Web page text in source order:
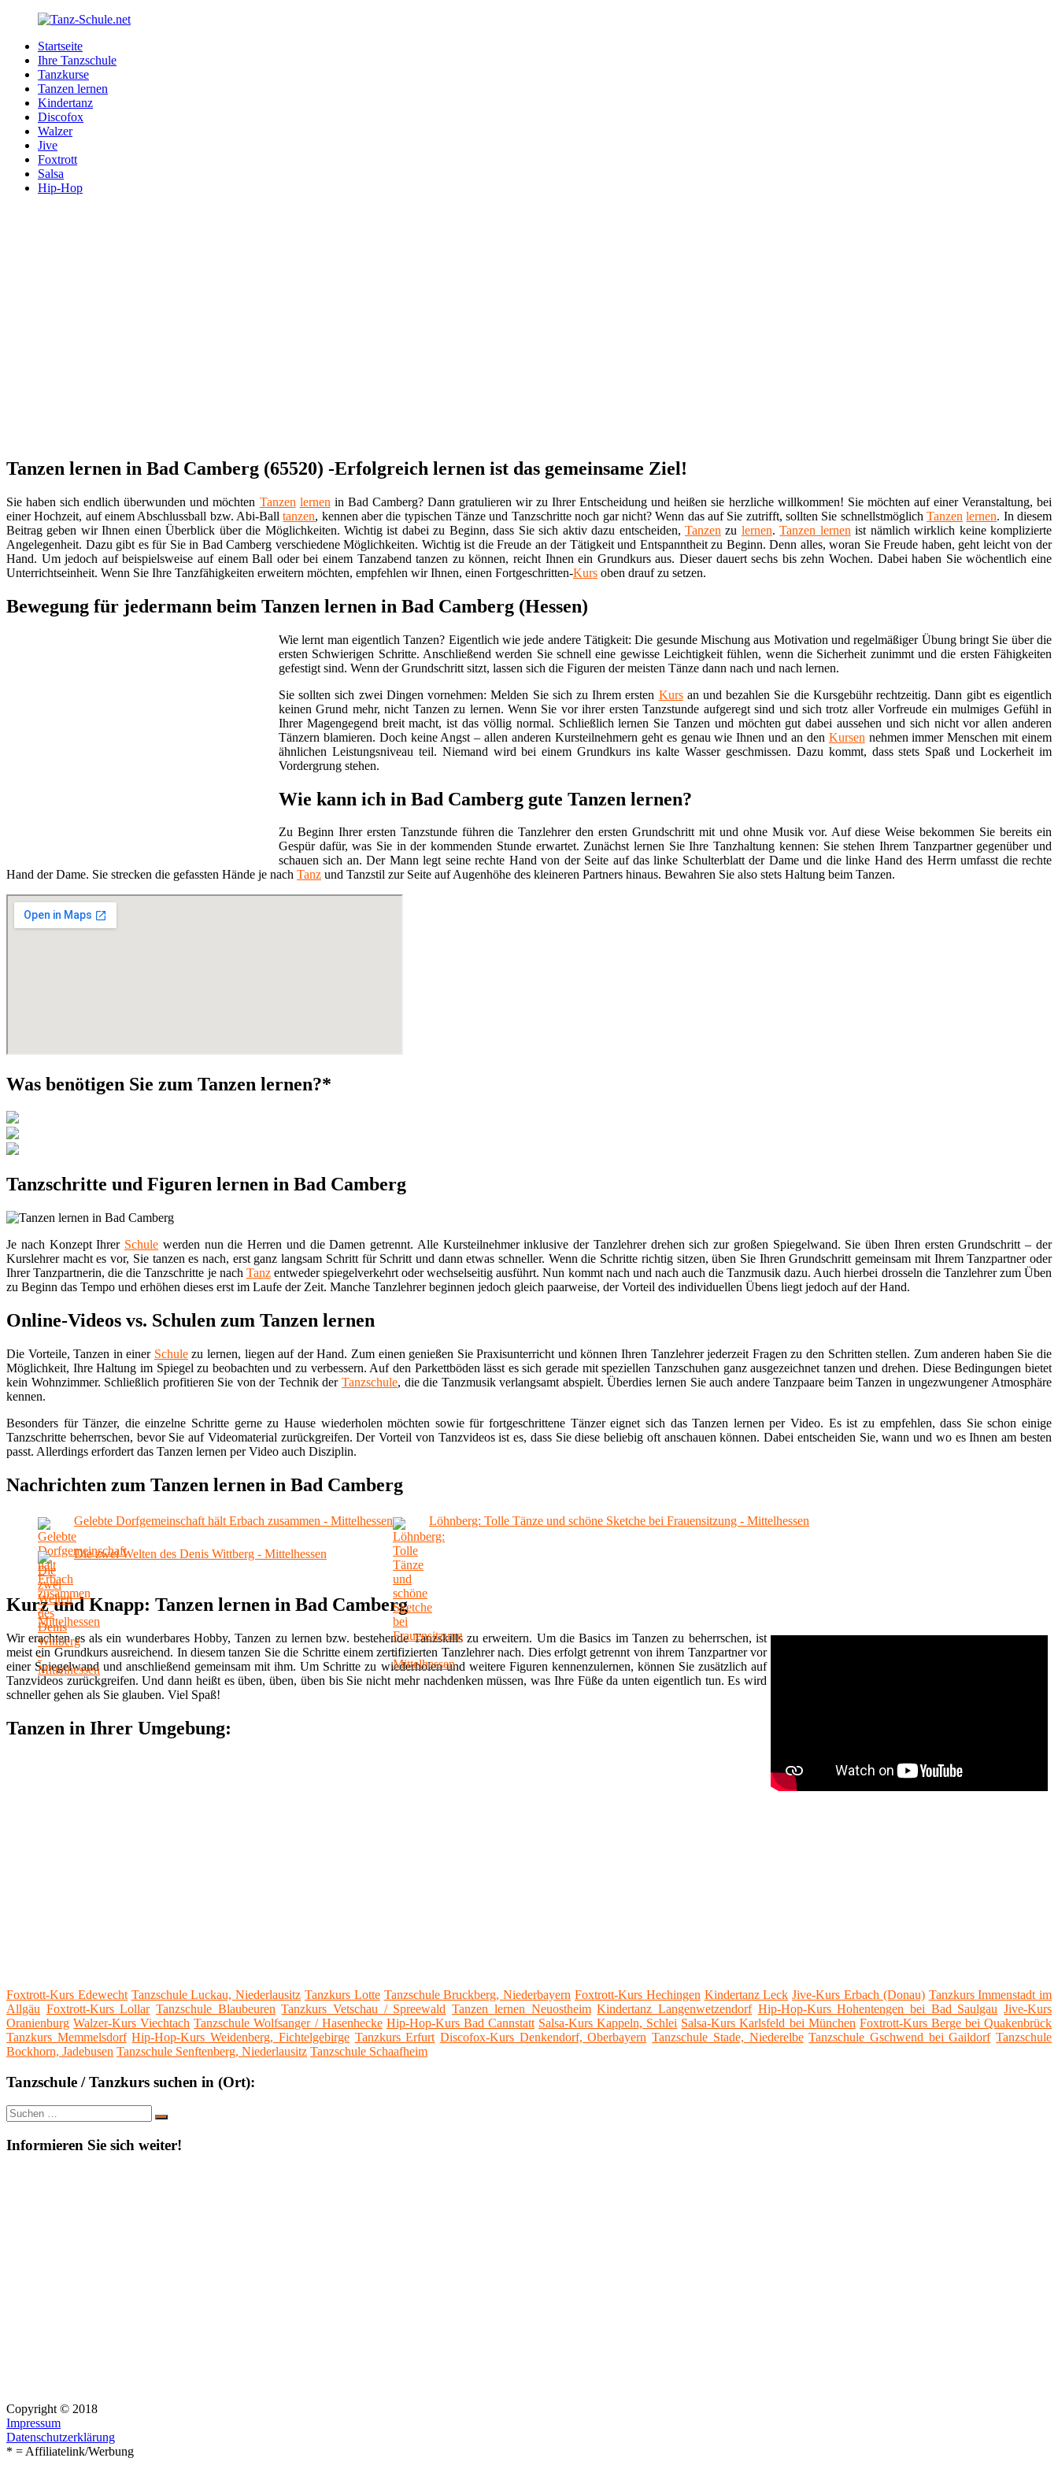
Zurück
Inhalt
Tanz-
Schule.net
Ihre
Tanzschule
Internet
Startseite
Ihre Tanzschule
Tanzkurse
Tanzen lernen
Kindertanz
Discofox
Walzer
Jive
Foxtrott
Salsa
Hip-Hop
Tanzen lernen in Bad Camberg (65520) -Erfolgreich lernen ist das gemeinsame Ziel!
Sie haben sich endlich überwunden und möchten Tanzen lernen in Bad Camberg? Dann gratulieren wir zu Ihrer Entscheidung und heißen sie herzliche willkommen! Sie möchten auf einer Veranstaltung, bei
einer Hochzeit, auf einem Abschlussball bzw. Abi-Balltanzen, kennen aber die typischen Tänze und Tanzschritte noch gar nicht? Wenn das auf Sie zutrifft, sollten Sie schnellstmöglich Tanzen lernen. In diesem
Beitrag geben wir Ihnen einen Überblick über die Möglichkeiten. Wichtig ist dabei zu Beginn, dass Sie sich aktiv dazu entscheiden, Tanzen zu lernen.Tanzen lernen ist nämlich wirklich keine komplizierte
Angelegenheit. Dazu gibt es für Sie in Bad Camberg verschiedene Möglichkeiten. Wichtig ist die Freude an der Tätigkeit und Entspanntheit zu Beginn. Denn alles, woran Sie Freude haben, geht leicht von der
Hand. Um jedoch auf beispielsweise auf einem Ball oder bei einem Tanzabend tanzen zu können, reicht Ihnen ein Grundkurs aus. Dieser dauert sechs bis zehn Wochen. Dabei haben Sie wöchentlich eine
Unterrichtseinheit. Wenn Sie Ihre Tanzfähigkeiten erweitern möchten, empfehlen wir Ihnen, einen Fortgeschritten-Kurs oben drauf zu setzen.
Bewegung für jedermann beim Tanzen lernen in Bad Camberg (Hessen)
Wie lernt man eigentlich Tanzen? Eigentlich wie jede andere Tätigkeit: Die gesunde Mischung aus Motivation und regelmäßiger Übung bringt Sie über die
ersten Schwierigen Schritte. Anschließend werden Sie schnell eine gewisse Leichtigkeit fühlen, wenn die Sicherheit zunimmt und die ersten Fähigkeiten
gefestigt sind. Wenn der Grundschritt sitzt, lassen sich die Figuren der meisten Tänze dann nach und nach lernen.
Sie sollten sich zwei Dingen vornehmen: Melden Sie sich zu Ihrem ersten Kursan und bezahlen Sie die Kursgebühr rechtzeitig. Dann gibt es eigentlich
keinen Grund mehr, nicht Tanzen zu lernen. Wenn Sie vor ihrer ersten Tanzstunde aufgeregt sind und sich trotz aller Vorfreude ein mulmiges Gefühl in
Ihrer Magengegend breit macht, ist das völlig normal. Schließlich lernen Sie Tanzen und möchten gut dabei aussehen und sich nicht vor allen anderen
Tänzern blamieren. Doch keine Angst – allen anderen Kursteilnehmern geht es genau wie Ihnen und an den Kursen nehmen immer Menschen mit einem
ähnlichen Leistungsniveau teil. Niemand wird bei einem Grundkurs ins kalte Wasser geschmissen. Dazu kommt, dass stets Spaß und Lockerheit im
Vordergrung stehen.
Wie kann ich in Bad Camberg gute Tanzen lernen?
Zu Beginn Ihrer ersten Tanzstunde führen die Tanzlehrer den ersten Grundschritt mit und ohne Musik vor. Auf diese Weise bekommen Sie bereits ein
Gespür dafür, was Sie in der kommenden Stunde erwartet. Zunächst lernen Sie Ihre Tanzhaltung kennen: Sie stehen Ihrem Tanzpartner gegenüber und
schauen sich an. Der Mann legt seine rechte Hand von der Seite auf das linke Schulterblatt der Dame und die linke Hand des Herrn umfasst die rechte
Hand der Dame. Sie strecken die gefassten Hände je nach Tanz und Tanzstil zur Seite auf Augenhöhe des kleineren Partners hinaus. Bewahren Sie also stets Haltung beim Tanzen.
Was benötigen Sie zum Tanzen lernen?*
Tanzschritte und Figuren lernen in Bad Camberg
Je nach Konzept Ihrer Schule werden nun die Herren und die Damen getrennt. Alle Kursteilnehmer inklusive der Tanzlehrer drehen sich zur großen Spiegelwand. Sie üben Ihren ersten Grundschritt – der
Kurslehrer macht es vor, Sie tanzen es nach, erst ganz langsam Schritt für Schritt und dann etwas schneller. Wenn die Schritte richtig sitzen, üben Sie Ihren Grundschritt gemeinsam mit Ihrem Tanzpartner oder
Ihrer Tanzpartnerin, die die Tanzschritte je nach Tanzentweder spiegelverkehrt oder wechselseitig ausführt. Nun kommt nach und nach auch die Tanzmusik dazu. Auch hierbei drosseln die Tanzlehrer zum Üben
zu Beginn das Tempo und erhöhen dieses erst im Laufe der Zeit. Manche Tanzlehrer beginnen jedoch gleich paarweise, der Vorteil des individuellen Übens liegt jedoch auf der Hand.
Online-Videos vs. Schulen zum Tanzen lernen
Die Vorteile, Tanzen in einer Schulezu lernen, liegen auf der Hand. Zum einen genießen Sie Praxisunterricht und können Ihren Tanzlehrer jederzeit Fragen zu den Schritten stellen. Zum anderen haben Sie die
Möglichkeit, Ihre Haltung im Spiegel zu beobachten und zu verbessern. Auf den Parkettböden lässt es sich gerade mit speziellen Tanzschuhen ganz ausgezeichnet tanzen und drehen. Diese Bedingungen bietet
kein Wohnzimmer. Schließlich profitieren Sie von der Technik derTanzschule, die die Tanzmusik verlangsamt abspielt. Überdies lernen Sie auch andere Tanzpaare beim Tanzen in ungezwungener Atmosphäre
kennen.
Besonders für Tänzer, die einzelne Schritte gerne zu Hause wiederholen möchten sowie für fortgeschrittene Tänzer eignet sich das Tanzen lernen per Video. Es ist zu empfehlen, dass Sie schon einige
Tanzschritte beherrschen, bevor Sie auf Videomaterial zurückgreifen. Der Vorteil von Tanzvideos ist es, dass Sie diese beliebig oft anschauen können. Dabei entscheiden Sie, wann und wo es Ihnen am besten
passt. Allerdings erfordert das Tanzen lernen per Video auch Disziplin.
Nachrichten zum Tanzen lernen in Bad Camberg
Gelebte Dorfgemeinschaft hält Erbach zusammen - Mittelhessen Löhnberg: Tolle Tänze und schöne Sketche bei Frauensitzung - Mittelhessen
Die zwei Welten des Denis Wittberg - Mittelhessen
Kurz und Knapp: Tanzen lernen in Bad Camberg
Wir erachten es als ein wunderbares Hobby, Tanzen zu lernen bzw. bestehende Tanzskills zu erweitern. Um die Basics im Tanzen zu beherrschen, ist
meist ein Grundkurs ausreichend. In diesem tanzen Sie die Schritte einem zertifizierten Tanzlehrer nach. Dies erfolgt getrennt von ihrem Tanzpartner vor
einer Spiegelwand und anschließend gemeinsam mit ihm. Um Schritte zu wiederholen und weitere Figuren kennenzulernen, können Sie zusätzlich auf
Tanzvideos zurückgreifen. Und dann heißt es üben, üben, üben bis Sie nicht mehr nachdenken müssen, was Ihre Füße da unten eigentlich tun. Es wird
schneller gehen als Sie glauben. Viel Spaß!
Tanzen in Ihrer Umgebung:
Foxtrott-Kurs Edewecht Tanzschule Luckau, Niederlausitz Tanzkurs Lotte Tanzschule Bruckberg, Niederbayern Foxtrott-Kurs Hechingen Kindertanz Leck Jive-Kurs Erbach (Donau) Tanzkurs Immenstadt im
Allgäu Foxtrott-Kurs Lollar Tanzschule Blaubeuren Tanzkurs Vetschau / Spreewald Tanzen lernen Neuostheim Kindertanz Langenwetzendorf Hip-Hop-Kurs Hohentengen bei Bad Saulgau Jive-Kurs
Oranienburg Walzer-Kurs Viechtach Tanzschule Wolfsanger / Hasenhecke Hip-Hop-Kurs Bad Cannstatt Salsa-Kurs Kappeln, Schlei Salsa-Kurs Karlsfeld bei München Foxtrott-Kurs Berge bei Quakenbrück
Tanzkurs Memmelsdorf Hip-Hop-Kurs Weidenberg, Fichtelgebirge Tanzkurs Erfurt Discofox-Kurs Denkendorf, Oberbayern Tanzschule Stade, Niederelbe Tanzschule Gschwend bei Gaildorf Tanzschule
Bockhorn, Jadebusen Tanzschule Senftenberg, Niederlausitz Tanzschule Schaafheim
Tanzschule / Tanzkurs suchen in (Ort):
Suche
nach:
Suchen
Informieren Sie sich weiter!
Copyright © 2018
Impressum
Datenschutzerklärung
* = Affiliatelink/Werbung